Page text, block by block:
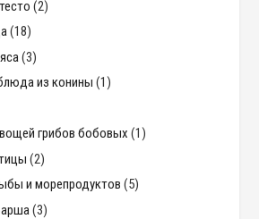
(2)
(18)
(3)
из конины (1)
грибов бобовых (1)
(2)
и морепродуктов (5)
(3)